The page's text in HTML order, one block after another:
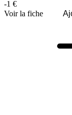
-1 €
Voir la fiche